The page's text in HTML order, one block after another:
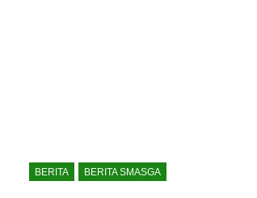
BERITA BERITA SMASGA